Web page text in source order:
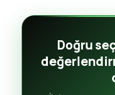
Doğru